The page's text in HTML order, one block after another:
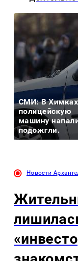
СМИ: В Химках
полицейскую
машину
подожгли.
Новости